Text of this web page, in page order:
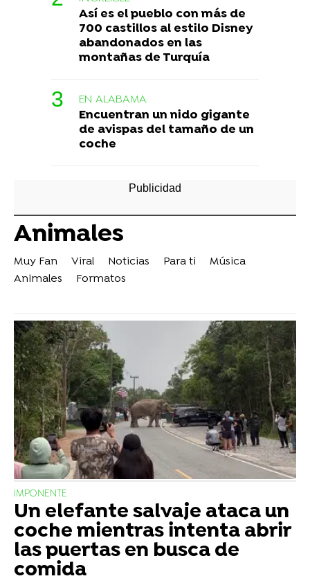
Así es el pueblo con más de
700 castillos al estilo Disney
abandonados en las
montañas de Turquía
EN ALABAMA
Encuentran un nido gigante
de avispas del tamaño de un
coche
Animales
Muy Fan Viral Noticias Para ti
Música
Animales
Formatos
IMPONENTE
Un elefante salvaje ataca un
coche mientras intenta abrir
las puertas en busca de
comida